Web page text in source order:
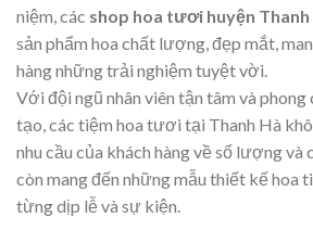
niệm, các shop hoa tươi huyện Thanh
sản phẩm hoa chất lượng, đẹp mắt,
hàng những trải nghiệm tuyệt vời.
Với đội ngũ nhân viên tận tâm và phong
tạo, các tiệm hoa tươi tại Thanh Hà
nhu cầu của khách hàng về số lượng và
còn mang đến những mẫu thiết kế hoa
từng dịp lễ và sự kiện.